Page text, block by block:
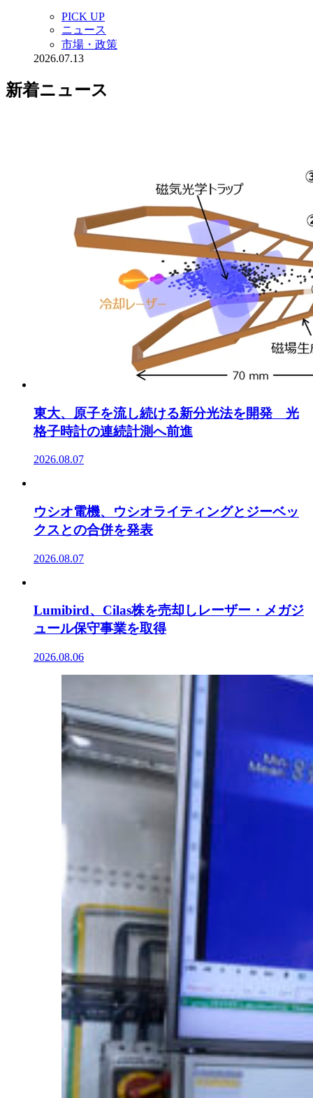
PICK UP
ニュース
市場・政策
2026.07.13
新着ニュース
東大、原子を流し続ける新分光法を開発 光
格子時計の連続計測へ前進
2026.08.07
ウシオ電機、ウシオライティングとジーベッ
クスとの合併を発表
2026.08.07
Lumibird、Cilas株を売却しレーザー・メガジ
ュール保守事業を取得
2026.08.06